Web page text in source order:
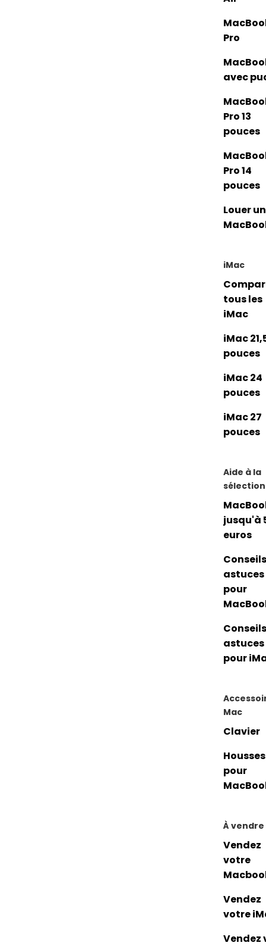
Pro
avec
Pro 13
pouces
Pro 14
pouces
Louer un
iMac
tous les
iMac
iMac
pouces
iMac 24
pouces
iMac 27
pouces
Aide à la
sélection
jusqu'à
euros
astuces
pour
astuces
pour
Mac
Clavier
Housses
pour
À vendre
Vendez
votre
Vendez
votre
Vendez